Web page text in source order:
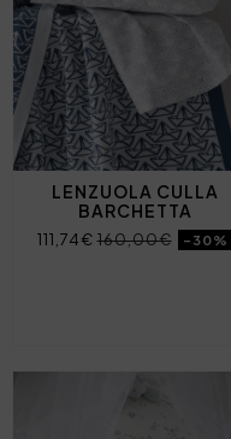
LENZUOLA CULLA
BARCHETTA
111,74€160,00€ -30%